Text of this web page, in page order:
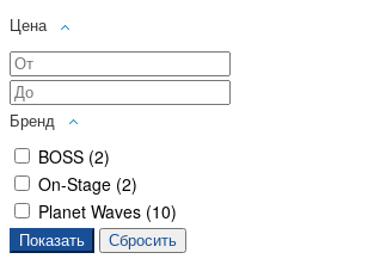
Цена
Бренд
BOSS (2)
On-Stage (2)
Planet Waves (10)